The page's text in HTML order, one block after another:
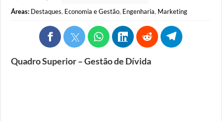
Áreas: Destaques, Economia e Gestão, Engenharia, Marketing
Quadro Superior – Gestão de Dívida